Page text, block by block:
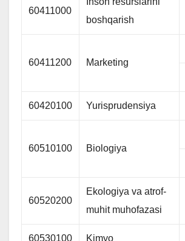
60411000
boshqarish
60411200 Marketing
60420100 Yurisprudensiya
60510100 Biologiya
60520200
Ekologiya va atrof-
muhit muhofazasi
60530100 Kimyo